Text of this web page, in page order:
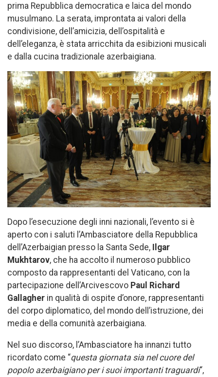
prima Repubblica democratica e laica del mondo
musulmano. La serata, improntata ai valori della
condivisione, dell’amicizia, dell’ospitalità e
dell’eleganza, è stata arricchita da esibizioni musicali
e dalla cucina tradizionale azerbaigiana.
Dopo l’esecuzione degli inni nazionali, l’evento si è
aperto con i saluti l’Ambasciatore della Repubblica
dell’Azerbaigian presso la Santa Sede, Ilgar
Mukhtarov, che ha accolto il numeroso pubblico
composto da rappresentanti del Vaticano, con la
partecipazione dell’Arcivescovo Paul Richard
Gallagher in qualità di ospite d’onore, rappresentanti
del corpo diplomatico, del mondo dell’istruzione, dei
media e della comunità azerbaigiana.
Nel suo discorso, l’Ambasciatore ha innanzi tutto
ricordato come “questa giornata sia nel cuore del
popolo azerbaigiano per i suoi importanti traguardi“,